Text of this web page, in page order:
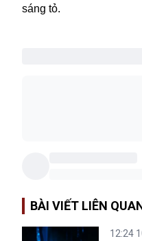
sáng tỏ.
BÀI VIẾT LIÊN
12:24